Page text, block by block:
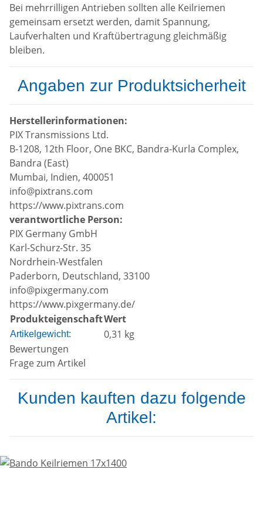
Bei mehrrilligen Antrieben sollten alle Keilriemen
gemeinsam ersetzt werden, damit Spannung,
Laufverhalten und Kraftübertragung gleichmäßig
bleiben.
Angaben zur Produktsicherheit
Herstellerinformationen:
PIX Transmissions Ltd.
B-1208, 12th Floor, One BKC, Bandra-Kurla Complex,
Bandra (East)
Mumbai, Indien, 400051
info@pixtrans.com
https://www.pixtrans.com
verantwortliche Person:
PIX Germany GmbH
Karl-Schurz-Str. 35
Nordrhein-Westfalen
Paderborn, Deutschland, 33100
info@pixgermany.com
https://www.pixgermany.de/
ProdukteigenschaftWert
Artikelgewicht: 0,31 kg
Bewertungen
Frage zum Artikel
Kunden kauften dazu folgende
Artikel: